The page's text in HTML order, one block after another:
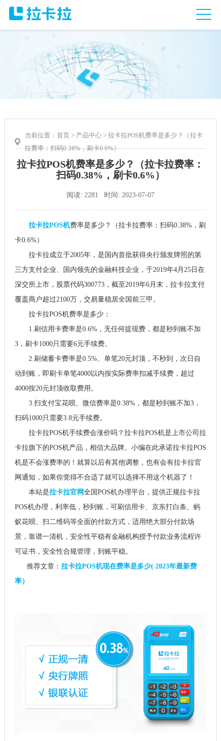
当前位置： 首页> 产品中心> 拉卡拉POS机费率是多少？（拉卡
拉费率：扫码0.38%，刷卡0.6%）
拉卡拉POS机费率是多少？（拉卡拉费率：
扫码0.38%，刷卡0.6%）
阅读: 2281 时间: 2023-07-07
拉卡拉POS机费率是多少？（拉卡拉费率：扫码0.38%，刷
卡0.6%）
拉卡拉成立于2005年，是国内首批获得央行颁发牌照的第
三方支付企业、国内领先的金融科技企业，于2019年4月25日在
深交所上市，股票代码300773，截至2019年6月末，拉卡拉支付
覆盖商户超过2100万，交易量稳居全国前三甲。
拉卡拉POS机费率是多少：
1.刷信用卡费率是0.6%，无任何提现费，都是秒到账不加
3，刷卡1000只需要6元手续费。
2.刷储蓄卡费率是0.5%、单笔20元封顶，不秒到，次日自
动到账，即刷卡单笔4000以内按实际费率扣减手续费，超过
4000按20元封顶收取费用。
3.扫支付宝花呗、微信费率是0.38%，都是秒到账不加3，
扫码1000只需要3.8元手续费。
拉卡拉POS机手续费会涨价吗？拉卡拉POS机是上市公司拉
卡拉旗下的POS机产品，相信大品牌。小编在此承诺拉卡拉POS
机是不会涨费率的！就算以后有其他调整，也有会有拉卡拉官
网通知，如果你觉得不合适了就可以选择不用这个机器了！
本站是拉卡拉官网全国POS机办理平台，提供正规拉卡拉
POS机办理，利率低，秒到账，可刷信用卡、京东打白条、蚂
蚁花呗、扫二维码等全面的付款方式，适用绝大部分付款场
景，靠谱一清机，安全性平稳有金融机构授予付款业务流程许
可证书，安全性合规管理，到账平稳。
推荐文章： 拉卡拉POS机现在费率是多少( 2023年最新费
率）